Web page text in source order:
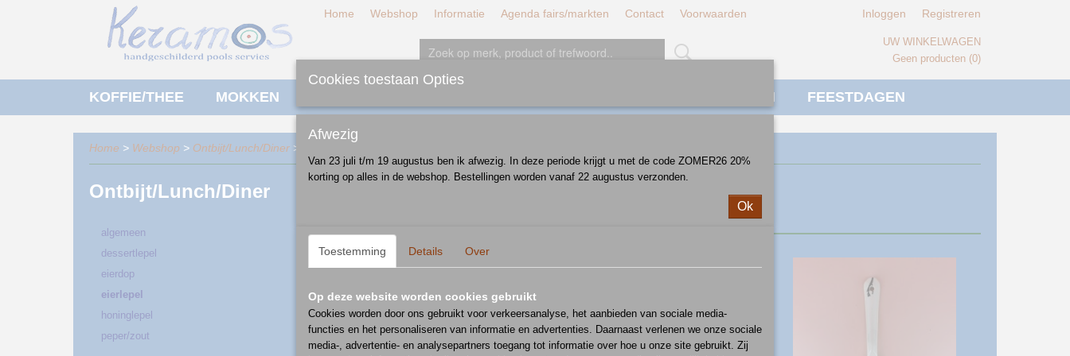
Home Webshop Informatie Agenda fairs/markten Contact Voorwaarden Inloggen Registreren
UW WINKELWAGEN
Geen producten (0)
KOFFIE/THEE MOKKEN DIVERSEN FEESTDAGEN
Home > Webshop > Ontbijt/Lunch/Diner > eierlepel
Ontbijt/Lunch/Diner
algemeen
dessertlepel
eierdop
eierlepel
honinglepel
peper/zout
Cookies toestaan Opties
Afwezig
Van 23 juli t/m 19 augustus ben ik afwezig. In deze periode krijgt u met de code ZOMER26 20%
korting op alles in de webshop. Bestellingen worden vanaf 22 augustus verzonden.
Ok
Toestemming Details Over
Op deze website worden cookies gebruikt
Cookies worden door ons gebruikt voor verkeersanalyse, het aanbieden van sociale media-
functies en het personaliseren van informatie en advertenties. Daarnaast verlenen we onze sociale
media-, advertentie- en analysepartners toegang tot informatie over hoe u onze site gebruikt. Zij